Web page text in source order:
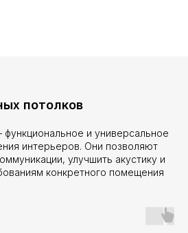
потолков
и универсальное
интерьеров. Они позволяют
улучшить акустику и
конкретного помещения